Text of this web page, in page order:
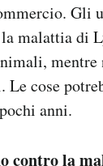
Gli
malattia di
mentre
Le cose
anni.
contro la